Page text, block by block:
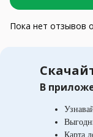
Пока нет отзывов
В
Карта